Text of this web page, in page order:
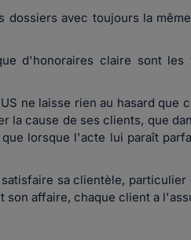
dossiers avec toujours la
d'honoraires claire sont les
ne laisse rien au hasard que
cause de ses clients, que
lorsque l'acte lui paraît
sa clientèle,
affaire, chaque client a